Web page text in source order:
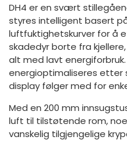
DH4 er en svært
styres intelligent basert
luftfuktighetskurver for å
skadedyr borte fra
alt med lavt
energioptimaliseres etter
display følger med for
Med en 200 mm
luft til tilstøtende rom,
vanskelig tilgjengelige